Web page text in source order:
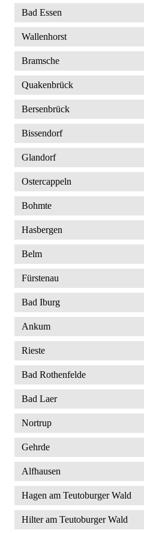
Bad Essen
Wallenhorst
Bramsche
Quakenbrück
Bersenbrück
Bissendorf
Glandorf
Ostercappeln
Bohmte
Hasbergen
Belm
Fürstenau
Bad Iburg
Ankum
Rieste
Bad Rothenfelde
Bad Laer
Nortrup
Gehrde
Alfhausen
Hagen am Teutoburger Wald
Hilter am Teutoburger Wald